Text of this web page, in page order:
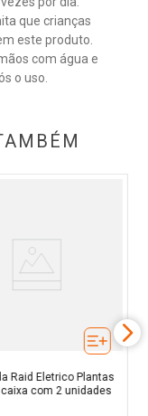
que crianças
este produto.
com água e
o uso.
Raid Eletrico Plantas
com 2 unidades